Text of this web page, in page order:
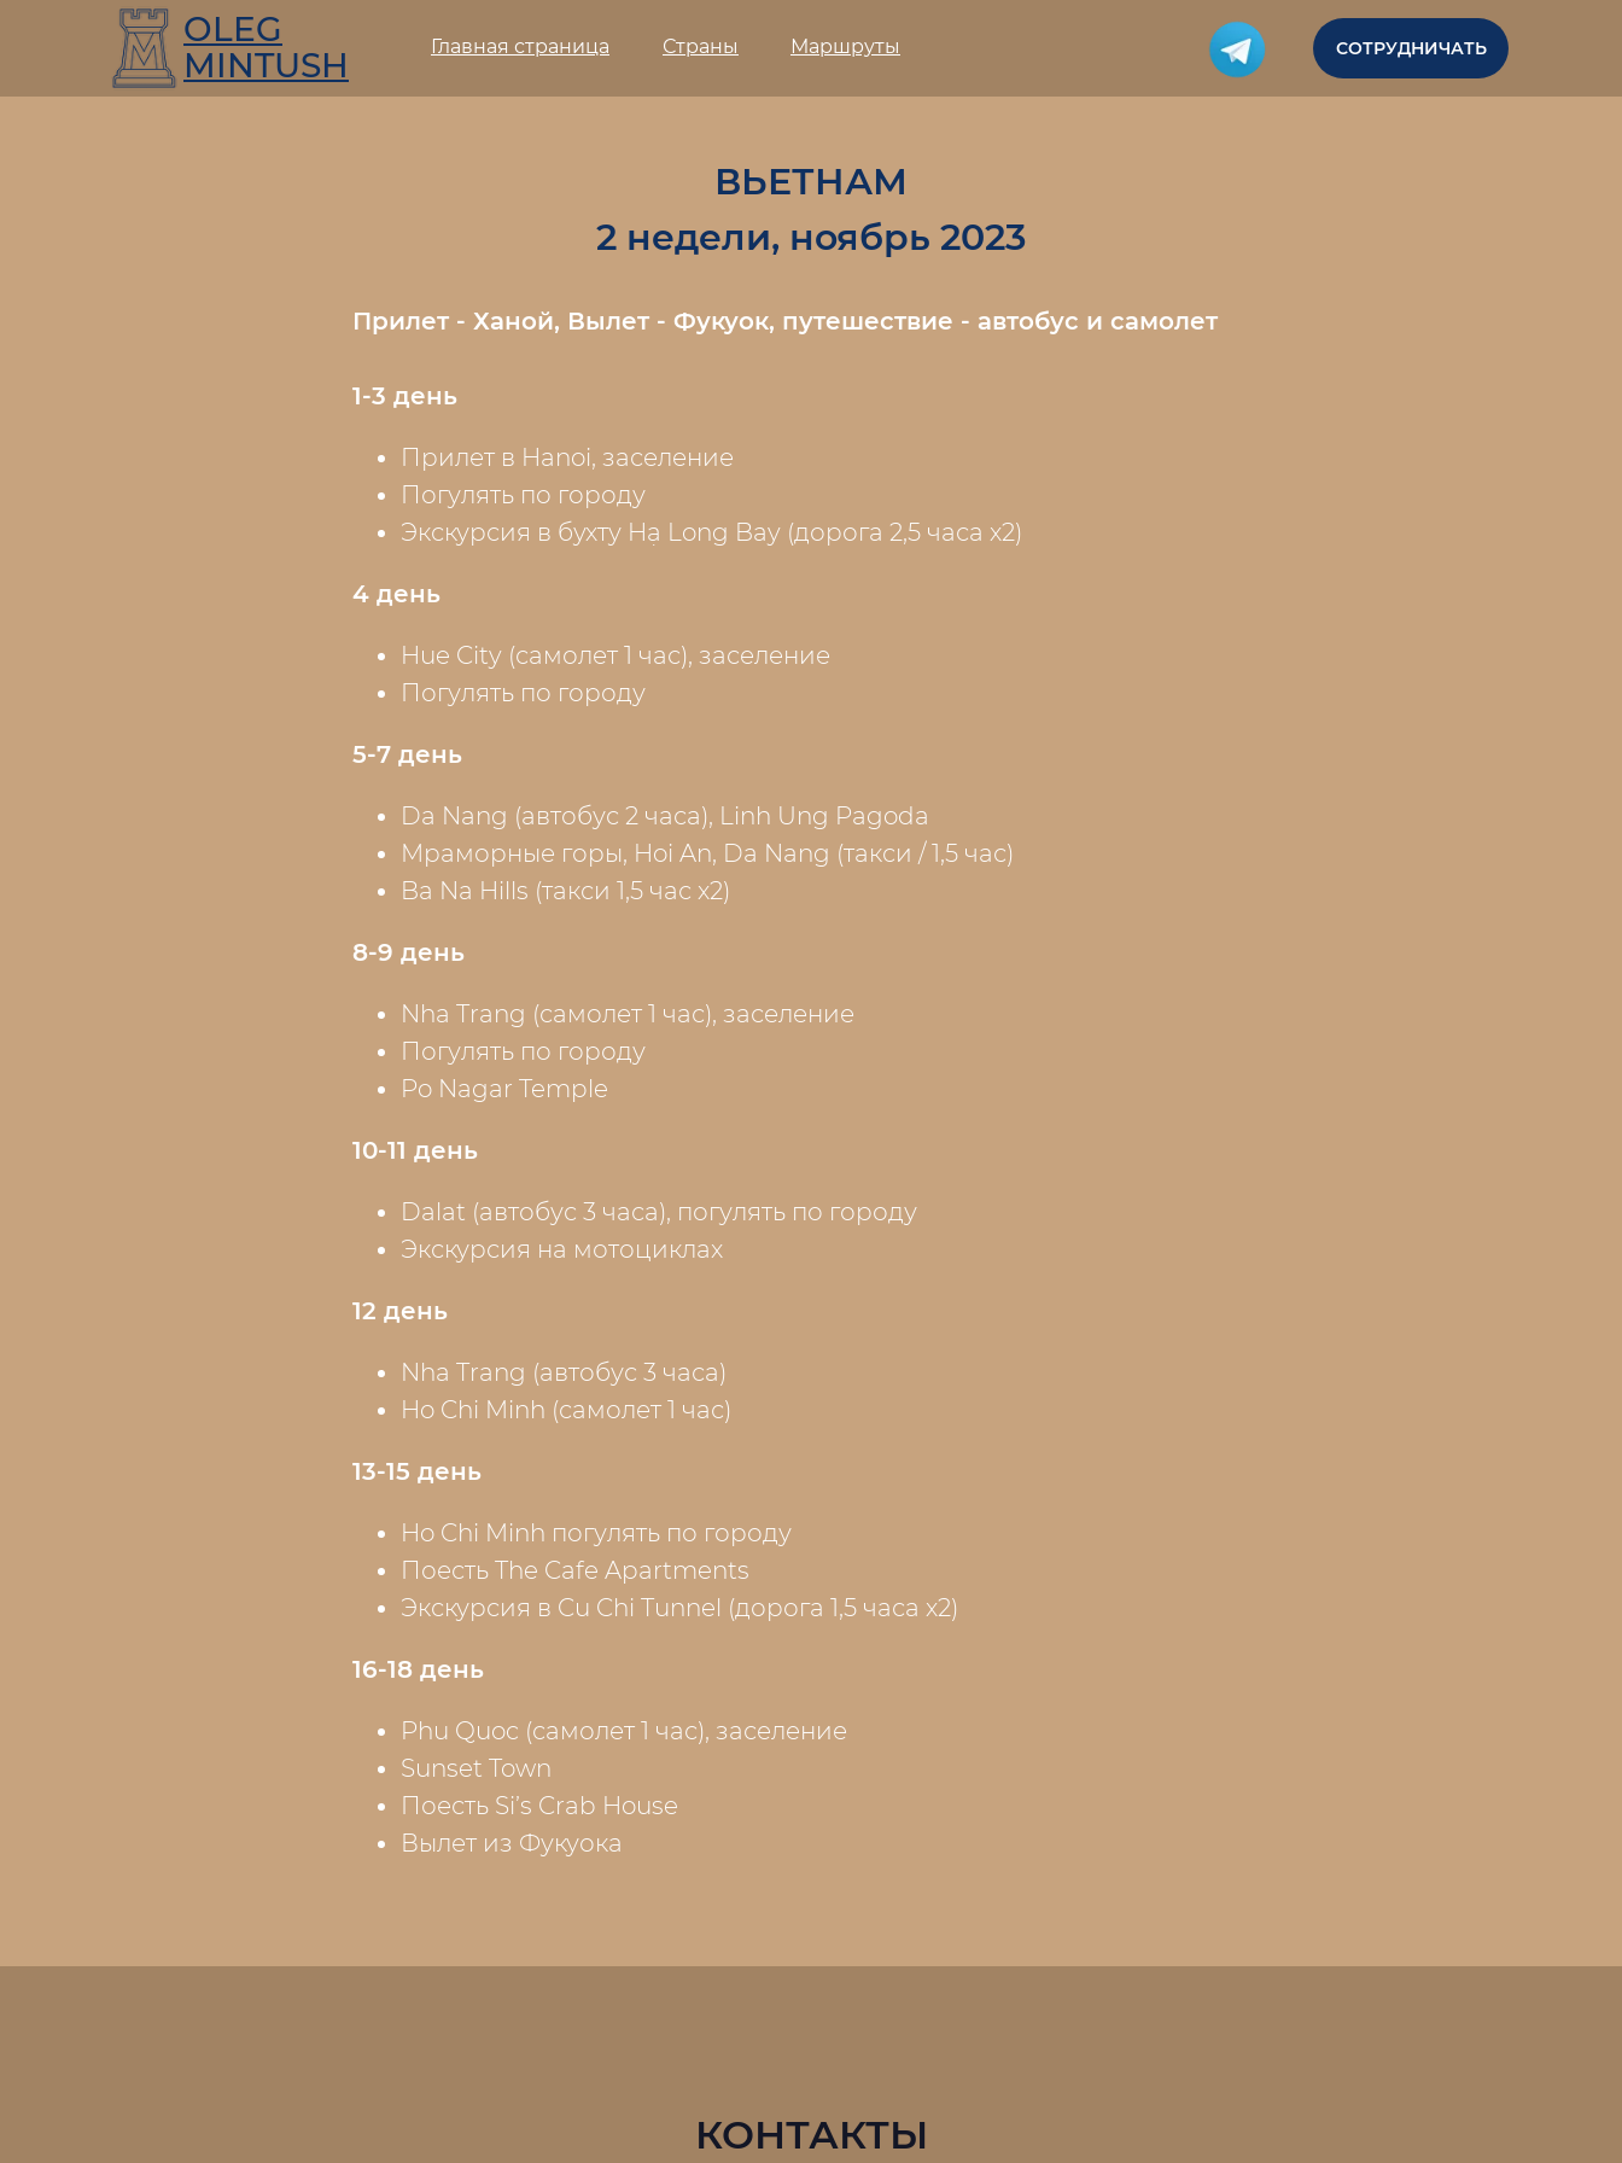
Главная страница Страны Маршруты СОТРУДНИЧАТЬ
OLEG
MINTUSH
ВЬЕТНАМ
2 недели, ноябрь 2023
Прилет - Ханой, Вылет - Фукуок, путешествие - автобус и самолет
1-3 день
Прилет в Hanoi, заселение
Погулять по городу
Экскурсия в бухту Hạ Long Bay (дорога 2,5 часа х2)
4 день
Hue City (самолет 1 час), заселение
Погулять по городу
5-7 день
Da Nang (автобус 2 часа), Linh Ung Pagoda
Мраморные горы, Hoi An, Da Nang (такси / 1,5 час)
Ba Na Hills (такси 1,5 час х2)
8-9 день
Nha Trang (самолет 1 час), заселение
Погулять по городу
Po Nagar Temple
10-11 день
Dalat (автобус 3 часа), погулять по городу
Экскурсия на мотоциклах
12 день
Nha Trang (автобус 3 часа)
Ho Chi Minh (самолет 1 час)
13-15 день
Ho Chi Minh погулять по городу
Поесть The Cafe Apartments
Экскурсия в Cu Chi Tunnel (дорога 1,5 часа х2)
16-18 день
Phu Quoc (самолет 1 час), заселение
Sunset Town
Поесть Si’s Crab House
Вылет из Фукуока
КОНТАКТЫ